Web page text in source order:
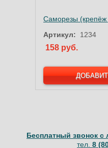
Саморезы (крепёж
Артикул:
1234
158 руб.
Бесплатный звонок
тел. 8